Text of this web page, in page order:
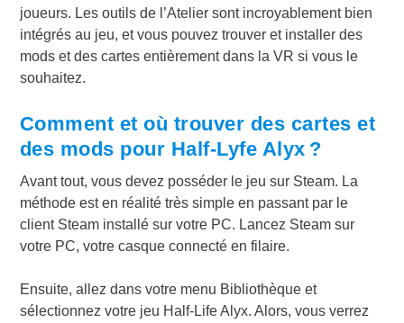
joueurs. Les outils de l’Atelier sont incroyablement bien
intégrés au jeu, et vous pouvez trouver et installer des
mods et des cartes entièrement dans la VR si vous le
souhaitez.
Comment et où trouver des cartes et
des mods pour Half-Lyfe Alyx ?
Avant tout, vous devez posséder le jeu sur Steam. La
méthode est en réalité très simple en passant par le
client Steam installé sur votre PC. Lancez Steam sur
votre PC, votre casque connecté en filaire.
Ensuite, allez dans votre menu Bibliothèque et
sélectionnez votre jeu Half-Life Alyx. Alors, vous verrez